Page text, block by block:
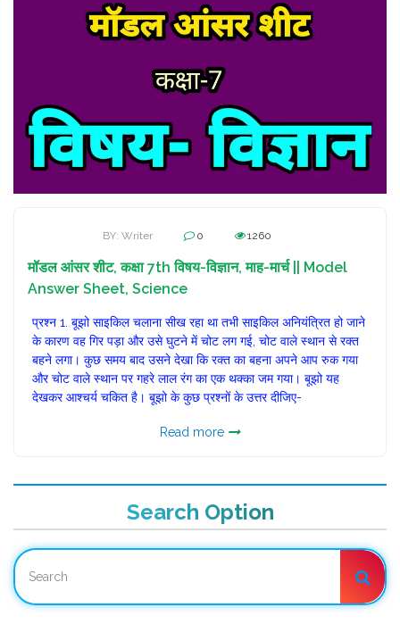
BY: Writer 0 1260
मॉडल आंसर शीट, कक्षा 7th विषय-विज्ञान, माह-मार्च || Model
Answer Sheet, Science
प्रश्न 1. बूझो साइकिल चलाना सीख रहा था तभी साइकिल अनियंत्रित हो जाने
के कारण वह गिर पड़ा और उसे घुटने में चोट लग गई, चोट वाले स्थान से रक्त
बहने लगा। कुछ समय बाद उसने देखा कि रक्त का बहना अपने आप रुक गया
और चोट वाले स्थान पर गहरे लाल रंग का एक थक्का जम गया। बूझो यह
देखकर आश्चर्य चकित है। बूझो के कुछ प्रश्नों के उत्तर दीजिए-
Read more
Search Option